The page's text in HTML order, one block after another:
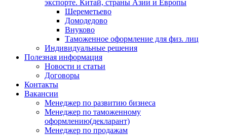
экспорте. Китай, страны Азии и Европы
Шереметьево
Домодедово
Внуково
Таможенное оформление для физ. лиц
Индивидуальные решения
Полезная информация
Новости и статьи
Договоры
Контакты
Вакансии
Менеджер по развитию бизнеса
Менеджер по таможенному
оформлению(декларант)
Менеджер по продажам